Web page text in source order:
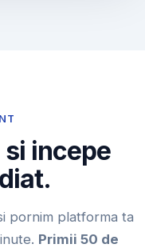
incepe
pornim platforma ta
Primii 50 de